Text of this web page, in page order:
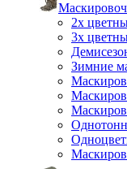
2х
3х
Зимние